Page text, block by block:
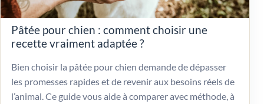
Pâtée pour chien : comment choisir une
recette vraiment adaptée ?
Bien choisir la pâtée pour chien demande de dépasser
les promesses rapides et de revenir aux besoins réels de
l’animal. Ce guide vous aide à comparer avec méthode, à